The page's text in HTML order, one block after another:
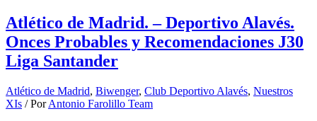
Atlético de Madrid. – Deportivo Alavés.
Onces Probables y Recomendaciones J30
Liga Santander
Atlético de Madrid, Biwenger, Club Deportivo Alavés, Nuestros
XIs / PorAntonio Farolillo Team